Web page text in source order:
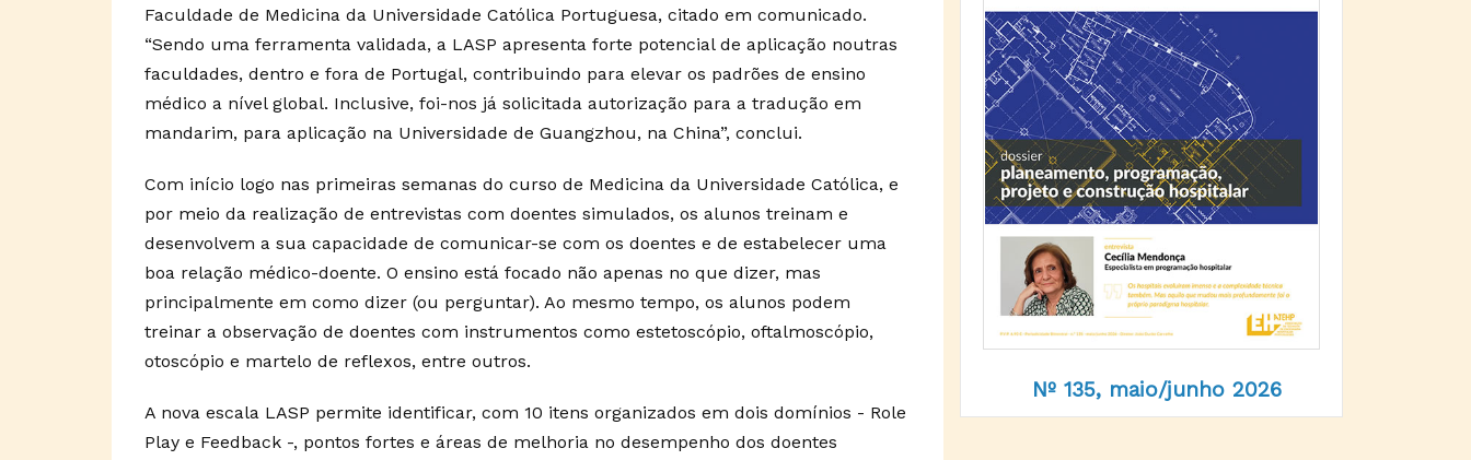
Faculdade de Medicina da Universidade Católica Portuguesa, citado em comunicado.
“Sendo uma ferramenta validada, a LASP apresenta forte potencial de aplicação noutras
faculdades, dentro e fora de Portugal, contribuindo para elevar os padrões de ensino
médico a nível global. Inclusive, foi-nos já solicitada autorização para a tradução em
mandarim, para aplicação na Universidade de Guangzhou, na China”, conclui.
Com início logo nas primeiras semanas do curso de Medicina da Universidade Católica, e
por meio da realização de entrevistas com doentes simulados, os alunos treinam e
desenvolvem a sua capacidade de comunicar-se com os doentes e de estabelecer uma
boa relação médico-doente. O ensino está focado não apenas no que dizer, mas
principalmente em como dizer (ou perguntar). Ao mesmo tempo, os alunos podem
treinar a observação de doentes com instrumentos como estetoscópio, oftalmoscópio,
otoscópio e martelo de reflexos, entre outros.
A nova escala LASP permite identificar, com 10 itens organizados em dois domínios - Role
Play e Feedback -, pontos fortes e áreas de melhoria no desempenho dos doentes
Nº 135, maio/junho 2026